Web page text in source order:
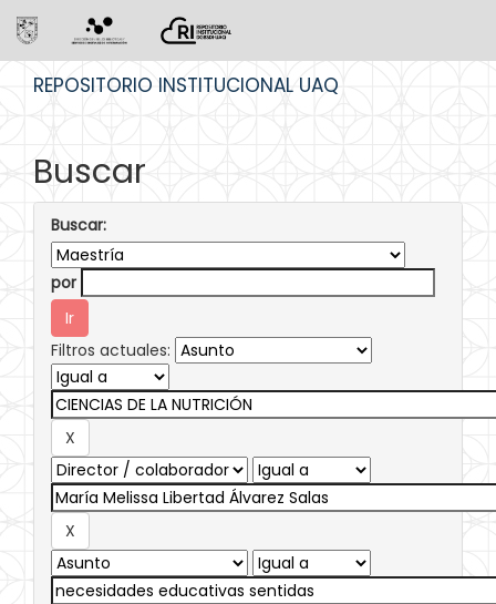
REPOSITORIO INSTITUCIONAL UAQ
Buscar
Buscar:
por
Filtros actuales: